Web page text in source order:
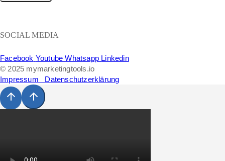
SOCIAL MEDIA
Facebook Youtube Whatsapp Linkedin
© 2025 mymarketingtools.io
Impressum Datenschutzerklärung